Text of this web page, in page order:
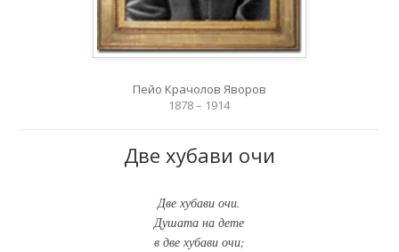
Пейо Крачолов Яворов
1878 – 1914
Две хубави очи
Две хубави очи.
Душата на дете
в две хубави очи;